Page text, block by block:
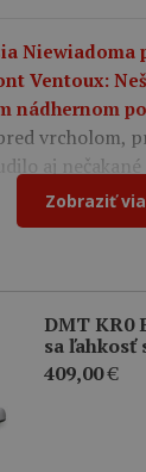
Niewiadoma
Ventoux:
nádhernom
vrcholom,
aj
Zobraziť
DMT KR0
sa ľahkosť
409,00€